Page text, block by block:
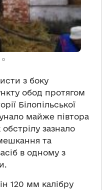
з боку
обод протягом
Білопільської
майже півтора
зазнало
та
в одному з
120 мм калібру